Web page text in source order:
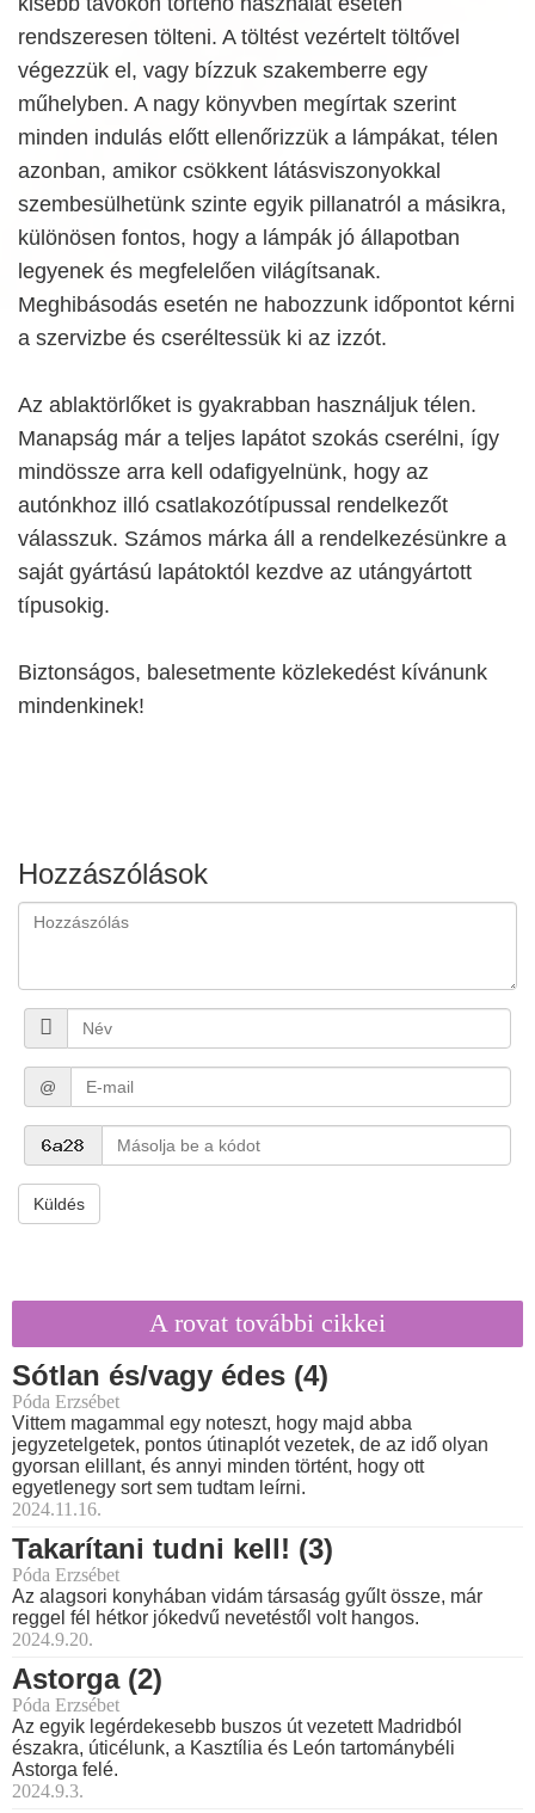
rendszeresen tölteni. A töltést vezértelt töltővel
végezzük el, vagy bízzuk szakemberre egy
műhelyben. A nagy könyvben megírtak szerint
minden indulás előtt ellenőrizzük a lámpákat, télen
azonban, amikor csökkent látásviszonyokkal
szembesülhetünk szinte egyik pillanatról a másikra,
különösen fontos, hogy a lámpák jó állapotban
legyenek és megfelelően világítsanak.
Meghibásodás esetén ne habozzunk időpontot kérni
a szervizbe és cseréltessük ki az izzót.
Az ablaktörlőket is gyakrabban használjuk télen.
Manapság már a teljes lapátot szokás cserélni, így
mindössze arra kell odafigyelnünk, hogy az
autónkhoz illó csatlakozótípussal rendelkezőt
válasszuk. Számos márka áll a rendelkezésünkre a
saját gyártású lapátoktól kezdve az utángyártott
típusokig.
Biztonságos, balesetmente közlekedést kívánunk
mindenkinek!
Hozzászólások
@
Küldés
A rovat további cikkei
Sótlan és/vagy édes (4)
Póda Erzsébet
Vittem magammal egy noteszt, hogy majd abba
jegyzetelgetek, pontos útinaplót vezetek, de az idő olyan
gyorsan elillant, és annyi minden történt, hogy ott
egyetlenegy sort sem tudtam leírni.
2024.11.16.
Takarítani tudni kell! (3)
Póda Erzsébet
Az alagsori konyhában vidám társaság gyűlt össze, már
reggel fél hétkor jókedvű nevetéstől volt hangos.
2024.9.20.
Astorga (2)
Póda Erzsébet
Az egyik legérdekesebb buszos út vezetett Madridból
északra, úticélunk, a Kasztília és León tartománybéli
Astorga felé.
2024.9.3.